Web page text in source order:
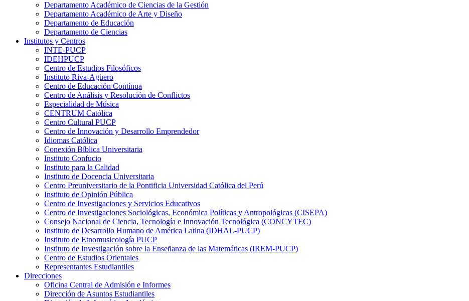
Departamento Académico de Ciencias de la Gestión
Departamento Académico de Arte y Diseño
Departamento de Educación
Departamento de Ciencias
Institutos y Centros
INTE-PUCP
IDEHPUCP
Centro de Estudios Filosóficos
Instituto Riva-Agüero
Centro de Educación Contínua
Centro de Análisis y Resolución de Conflictos
Especialidad de Música
CENTRUM Católica
Centro Cultural PUCP
Centro de Innovación y Desarrollo Emprendedor
Idiomas Católica
Conexión Bíblica Universitaria
Instituto Confucio
Instituto para la Calidad
Instituto de Docencia Universitaria
Centro Preuniversitario de la Pontificia Universidad Católica del Perú
Instituto de Opinión Pública
Centro de Investigaciones y Servicios Educativos
Centro de Investigaciones Sociológicas, Económica Políticas y Antropológicas (CISEPA)
Consejo Nacional de Ciencia, Tecnología e Innovación Tecnológica (CONCYTEC)
Instituto de Desarrollo Humano de América Latina (IDHAL-PUCP)
Instituto de Etnomusicología PUCP
Instituto de Investigación sobre la Enseñanza de las Matemáticas (IREM-PUCP)
Centro de Estudios Orientales
Representantes Estudiantiles
Direcciones
Oficina Central de Admisión e Informes
Dirección de Asuntos Estudiantiles